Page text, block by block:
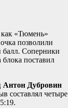
как «Тюмень»
очка позволили
балл. Соперники
поставил
Антон Дубровин
составлял четыре